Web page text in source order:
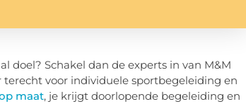
doel? Schakel dan de experts in van M&M
terecht voor individuele sportbegeleiding en
maat, je krijgt doorlopende begeleiding en